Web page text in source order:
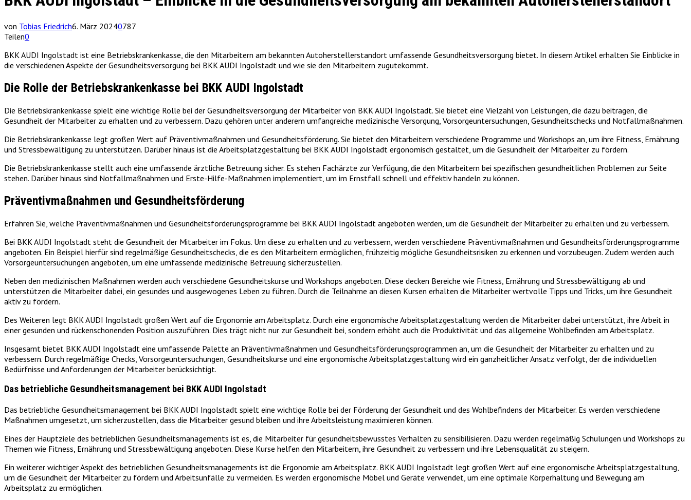
von Tobias Friedrich6. März 20240787
Teilen0
BKK AUDI Ingolstadt ist eine Betriebskrankenkasse, die den Mitarbeitern am bekannten Autoherstellerstandort umfassende Gesundheitsversorgung bietet. In diesem Artikel erhalten Sie Einblicke in
die verschiedenen Aspekte der Gesundheitsversorgung bei BKK AUDI Ingolstadt und wie sie den Mitarbeitern zugutekommt.
Die Rolle der Betriebskrankenkasse bei BKK AUDI Ingolstadt
Die Betriebskrankenkasse spielt eine wichtige Rolle bei der Gesundheitsversorgung der Mitarbeiter von BKK AUDI Ingolstadt. Sie bietet eine Vielzahl von Leistungen, die dazu beitragen, die
Gesundheit der Mitarbeiter zu erhalten und zu verbessern. Dazu gehören unter anderem umfangreiche medizinische Versorgung, Vorsorgeuntersuchungen, Gesundheitschecks und Notfallmaßnahmen.
Die Betriebskrankenkasse legt großen Wert auf Präventivmaßnahmen und Gesundheitsförderung. Sie bietet den Mitarbeitern verschiedene Programme und Workshops an, um ihre Fitness, Ernährung
und Stressbewältigung zu unterstützen. Darüber hinaus ist die Arbeitsplatzgestaltung bei BKK AUDI Ingolstadt ergonomisch gestaltet, um die Gesundheit der Mitarbeiter zu fördern.
Die Betriebskrankenkasse stellt auch eine umfassende ärztliche Betreuung sicher. Es stehen Fachärzte zur Verfügung, die den Mitarbeitern bei spezifischen gesundheitlichen Problemen zur Seite
stehen. Darüber hinaus sind Notfallmaßnahmen und Erste-Hilfe-Maßnahmen implementiert, um im Ernstfall schnell und effektiv handeln zu können.
Präventivmaßnahmen und Gesundheitsförderung
Erfahren Sie, welche Präventivmaßnahmen und Gesundheitsförderungsprogramme bei BKK AUDI Ingolstadt angeboten werden, um die Gesundheit der Mitarbeiter zu erhalten und zu verbessern.
Bei BKK AUDI Ingolstadt steht die Gesundheit der Mitarbeiter im Fokus. Um diese zu erhalten und zu verbessern, werden verschiedene Präventivmaßnahmen und Gesundheitsförderungsprogramme
angeboten. Ein Beispiel hierfür sind regelmäßige Gesundheitschecks, die es den Mitarbeitern ermöglichen, frühzeitig mögliche Gesundheitsrisiken zu erkennen und vorzubeugen. Zudem werden auch
Vorsorgeuntersuchungen angeboten, um eine umfassende medizinische Betreuung sicherzustellen.
Neben den medizinischen Maßnahmen werden auch verschiedene Gesundheitskurse und Workshops angeboten. Diese decken Bereiche wie Fitness, Ernährung und Stressbewältigung ab und
unterstützen die Mitarbeiter dabei, ein gesundes und ausgewogenes Leben zu führen. Durch die Teilnahme an diesen Kursen erhalten die Mitarbeiter wertvolle Tipps und Tricks, um ihre Gesundheit
aktiv zu fördern.
Des Weiteren legt BKK AUDI Ingolstadt großen Wert auf die Ergonomie am Arbeitsplatz. Durch eine ergonomische Arbeitsplatzgestaltung werden die Mitarbeiter dabei unterstützt, ihre Arbeit in
einer gesunden und rückenschonenden Position auszuführen. Dies trägt nicht nur zur Gesundheit bei, sondern erhöht auch die Produktivität und das allgemeine Wohlbefinden am Arbeitsplatz.
Insgesamt bietet BKK AUDI Ingolstadt eine umfassende Palette an Präventivmaßnahmen und Gesundheitsförderungsprogrammen an, um die Gesundheit der Mitarbeiter zu erhalten und zu
verbessern. Durch regelmäßige Checks, Vorsorgeuntersuchungen, Gesundheitskurse und eine ergonomische Arbeitsplatzgestaltung wird ein ganzheitlicher Ansatz verfolgt, der die individuellen
Bedürfnisse und Anforderungen der Mitarbeiter berücksichtigt.
Das betriebliche Gesundheitsmanagement bei BKK AUDI Ingolstadt
Das betriebliche Gesundheitsmanagement bei BKK AUDI Ingolstadt spielt eine wichtige Rolle bei der Förderung der Gesundheit und des Wohlbefindens der Mitarbeiter. Es werden verschiedene
Maßnahmen umgesetzt, um sicherzustellen, dass die Mitarbeiter gesund bleiben und ihre Arbeitsleistung maximieren können.
Eines der Hauptziele des betrieblichen Gesundheitsmanagements ist es, die Mitarbeiter für gesundheitsbewusstes Verhalten zu sensibilisieren. Dazu werden regelmäßig Schulungen und Workshops zu
Themen wie Fitness, Ernährung und Stressbewältigung angeboten. Diese Kurse helfen den Mitarbeitern, ihre Gesundheit zu verbessern und ihre Lebensqualität zu steigern.
Ein weiterer wichtiger Aspekt des betrieblichen Gesundheitsmanagements ist die Ergonomie am Arbeitsplatz. BKK AUDI Ingolstadt legt großen Wert auf eine ergonomische Arbeitsplatzgestaltung,
um die Gesundheit der Mitarbeiter zu fördern und Arbeitsunfälle zu vermeiden. Es werden ergonomische Möbel und Geräte verwendet, um eine optimale Körperhaltung und Bewegung am
Arbeitsplatz zu ermöglichen.